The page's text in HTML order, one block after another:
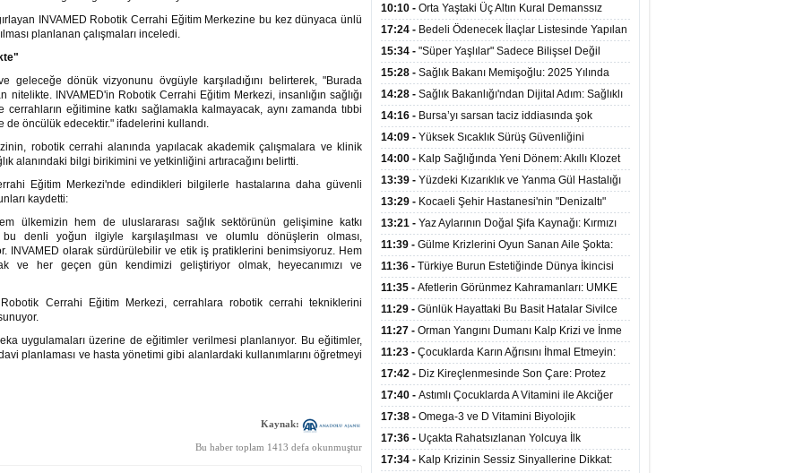
INVAMED Robotik Cerrahi Eğitim Merkezine bu kez dünyaca ünlü
planlanan çalışmaları inceledi.
geleceğe dönük vizyonunu övgüyle karşıladığını belirterek, "Burada
nitelikte. INVAMED'in Robotik Cerrahi Eğitim Merkezi, insanlığın sağlığı
cerrahların eğitimine katkı sağlamakla kalmayacak, aynı zamanda tıbbi
öncülük edecektir." ifadelerini kullandı.
robotik cerrahi alanında yapılacak akademik çalışmalara ve klinik
alanındaki bilgi birikimini ve yetkinliğini artıracağını belirtti.
Eğitim Merkezi'nde edindikleri bilgilerle hastalarına daha güvenli
kaydetti:
ülkemizin hem de uluslararası sağlık sektörünün gelişimine katkı
bu denli yoğun ilgiyle karşılaşılması ve olumlu dönüşlerin olması,
INVAMED olarak sürdürülebilir ve etik iş pratiklerini benimsiyoruz. Hem
ve her geçen gün kendimizi geliştiriyor olmak, heyecanımızı ve
Cerrahi Eğitim Merkezi, cerrahlara robotik cerrahi tekniklerini
uygulamaları üzerine de eğitimler verilmesi planlanıyor. Bu eğitimler,
planlaması ve hasta yönetimi gibi alanlardaki kullanımlarını öğretmeyi
Kaynak:
Bu haber toplam 1413 defa okunmuştur
Beyni ve Aileyi Yıkıma Uğratıyor
10:10 - Orta Yaştaki Üç Altın Kural Demanssız
Yaşamı 13 Yıl Uzatabiliyor
17:24 - Bedeli Ödenecek İlaçlar Listesinde Yapılan
Düzenlemeler Hakkında Duyuru 2026/30
15:34 - "Süper Yaşlılar" Sadece Bilişsel Değil
Fiziksel Olarak da Daha Sağlıklı Yaşıyor
15:28 - Sağlık Bakanı Memişoğlu: 2025 Yılında
300 Bini Aşkın Kişiye Emzirme Eğitimi Verildi
14:28 - Sağlık Bakanlığı'ndan Dijital Adım: Sağlıklı
Hayat Merkezlerinde Uzaktan Sağlık Hizmeti
Başladı
14:16 - Bursa’yı sarsan taciz iddiasında şok
gelişme!
14:09 - Yüksek Sıcaklık Sürüş Güvenliğini
Düşürüyor: 40 Derecede Güvenli Sürüş Süresi 53
Dakikaya İniyor
14:00 - Kalp Sağlığında Yeni Dönem: Akıllı Klozet
Kapağı 30 Saniyede Ritim Bozukluğunu Tespit
Ediyor
13:39 - Yüzdeki Kızarıklık ve Yanma Gül Hastalığı
(Rozasea) Belirtisi Olabilir
13:29 - Kocaeli Şehir Hastanesi'nin "Denizaltı"
Görünümlü Ünitesi Hastalara Umut Oluyor
13:21 - Yaz Aylarının Doğal Şifa Kaynağı: Kırmızı
Meyveler Bağışıklığı ve Kalbi Koruyor
11:39 - Gülme Krizlerini Oyun Sanan Aile Şokta:
3,5 Yaşındaki Çocuk 8 Kez Felç Geçirdi
11:36 - Türkiye Burun Estetiğinde Dünya İkincisi
Oldu
11:35 - Afetlerin Görünmez Kahramanları: UMKE
Dev Kadrosuyla Görev Başında
11:29 - Günlük Hayattaki Bu Basit Hatalar Sivilce
Oluşumunu Tetikliyor
11:27 - Orman Yangını Dumanı Kalp Krizi ve İnme
Riskini Artırıyor
11:23 - Çocuklarda Karın Ağrısını İhmal Etmeyin:
Apandisit Habercisi Olabilir
17:42 - Diz Kireçlenmesinde Son Çare: Protez
Ameliyatı İle Yaşam Kalitesi Artıyor
17:40 - Astımlı Çocuklarda A Vitamini ile Akciğer
Hacmi Arasında Bağlantı Bulundu
17:38 - Omega-3 ve D Vitamini Biyolojik
Yaşlanmayı Yavaşlatabilir
17:36 - Uçakta Rahatsızlanan Yolcuya İlk
Müdahale Sağlık Bakanı Memişoğlu'ndan Geldi
17:34 - Kalp Krizinin Sessiz Sinyallerine Dikkat: